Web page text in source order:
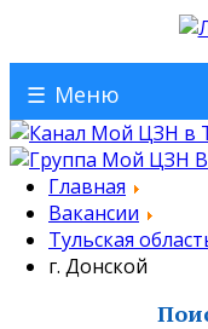
☰ Меню
Главная
Вакансии
Тульская
г. Донской